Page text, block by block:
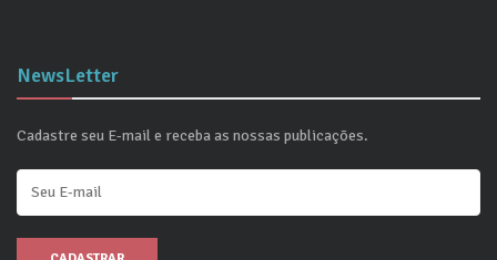
NewsLetter
Cadastre seu E-mail e receba as nossas publicações.